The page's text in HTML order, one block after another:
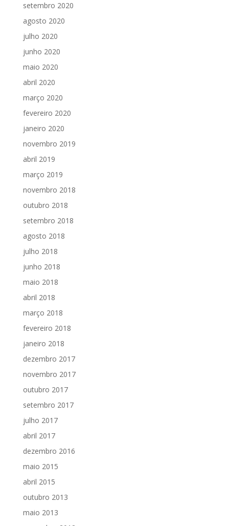
setembro 2020
agosto 2020
julho 2020
junho 2020
maio 2020
abril 2020
março 2020
fevereiro 2020
janeiro 2020
novembro 2019
abril 2019
março 2019
novembro 2018
outubro 2018
setembro 2018
agosto 2018
julho 2018
junho 2018
maio 2018
abril 2018
março 2018
fevereiro 2018
janeiro 2018
dezembro 2017
novembro 2017
outubro 2017
setembro 2017
julho 2017
abril 2017
dezembro 2016
maio 2015
abril 2015
outubro 2013
maio 2013